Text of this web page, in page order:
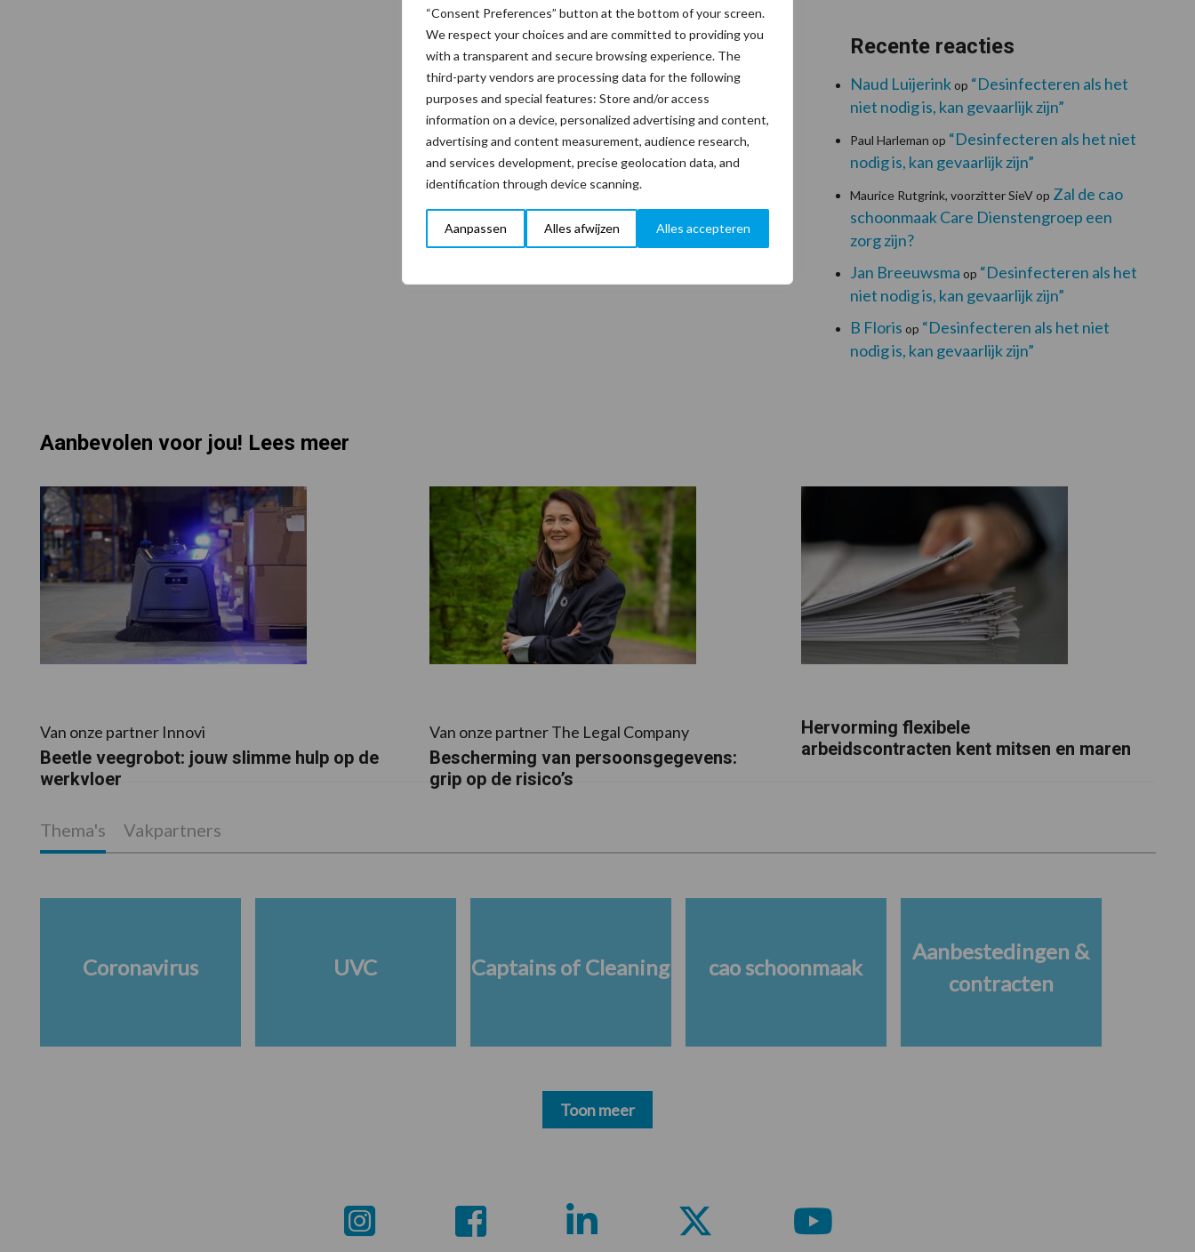
“Consent Preferences” button at the bottom of your screen.
We respect your choices and are committed to providing you
with a transparent and secure browsing experience. The
third-party vendors are processing data for the following
purposes and special features: Store and/or access
information on a device, personalized advertising and content,
advertising and content measurement, audience research,
and services development, precise geolocation data, and
identification through device scanning.
Aanpassen Alles afwijzen Alles accepteren
Recente reacties
Naud Luijerinkop “Desinfecteren als het
niet nodig is, kan gevaarlijk zijn”
Paul Harleman op “Desinfecteren als het niet
nodig is, kan gevaarlijk zijn”
Maurice Rutgrink, voorzitter SieVop Zal de cao
schoonmaak Care Dienstengroep een
zorg zijn?
Jan Breeuwsma op “Desinfecteren als het
niet nodig is, kan gevaarlijk zijn”
B Floris op “Desinfecteren als het niet
nodig is, kan gevaarlijk zijn”
Aanbevolen voor jou! Lees meer
Van onze partner Innovi
Beetle veegrobot: jouw slimme hulp op de
werkvloer
Van onze partner The Legal Company
Bescherming van persoonsgegevens:
grip op de risico’s
Hervorming flexibele
arbeidscontracten kent mitsen en maren
Thema's Vakpartners
Coronavirus UVC Captains of Cleaning cao schoonmaak
Aanbestedingen &
contracten
Toon meer